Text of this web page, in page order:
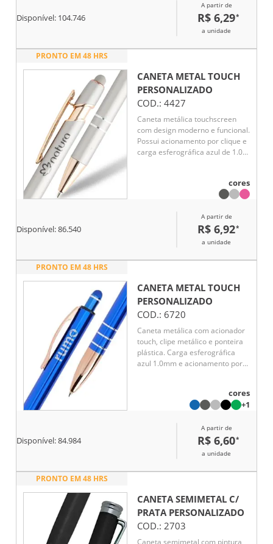
Disponível: 104.746
A partir de
R$ 6,29*
a unidade
PRONTO EM 48 HRS
CANETA METAL TOUCH
PERSONALIZADO
COD.: 4427
Caneta metálica touchscreen
com design moderno e funcional.
Possui acionamento por clique e
carga esferográfica azul de 1.0
tablets sem contato direto com a
tela. Elegante e versátil, é uma
excelente opção de brinde
promocionais, eventos e
cores
Disponível:86.540
A partir de
R$ 6,92*
a unidade
PRONTO EM 48 HRS
CANETA METAL TOUCH
PERSONALIZADO
COD.: 6720
Caneta metálica com acionador
touch, clipe metálico e ponteira
plástica. Carga esferográfica
azul 1.0mm e acionamento por
cores
+1
Disponível:84.984
A partir de
R$ 6,60*
a unidade
PRONTO EM 48 HRS
CANETA SEMIMETAL C/
PRATAPERSONALIZADO
COD.: 2703
Caneta semimetal com pintura